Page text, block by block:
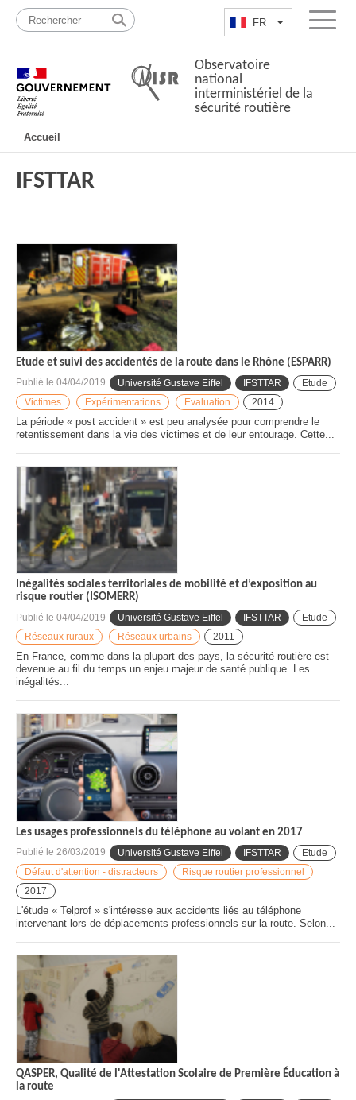
Passer
contenu
FR Lister lesMenu
Observatoire
national
interministériel de la
sécurité routière
principale
Accueil
IFSTTAR
Etude et suivi des accidentés de la route dans le Rhône (ESPARR)
Publié le 04/04/2019 Université Gustave Eiffel IFSTTAR
Etude
Victimes
Expérimentations Evaluation 2014
La période « post accident » est peu analysée pour comprendre le
retentissement dans la vie des victimes et de leur entourage. Cette...
Inégalités sociales territoriales de mobilité et d’exposition au
risque routier (ISOMERR)
Publié le 04/04/2019 Université Gustave Eiffel IFSTTAR
Etude
Réseaux ruraux
Réseaux urbains 2011
En France, comme dans la plupart des pays, la sécurité routière est
devenue au fil du temps un enjeu majeur de santé publique. Les
inégalités...
Les usages professionnels du téléphone au volant en 2017
Publié le 26/03/2019 Université Gustave Eiffel IFSTTAR
Etude
Défaut d'attention - distracteurs
Risque routier professionnel
2017
L'étude « Telprof » s'intéresse aux accidents liés au téléphone
intervenant lors de déplacements professionnels sur la route. Selon...
QASPER, Qualité de l'Attestation Scolaire de Première Éducation à
la route